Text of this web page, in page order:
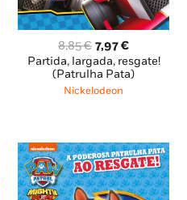
8,85€ O
preço
original
era:
7,97€O
preço
atual
Partida, largada, resgate!
(Patrulha Pata)
Nickelodeon